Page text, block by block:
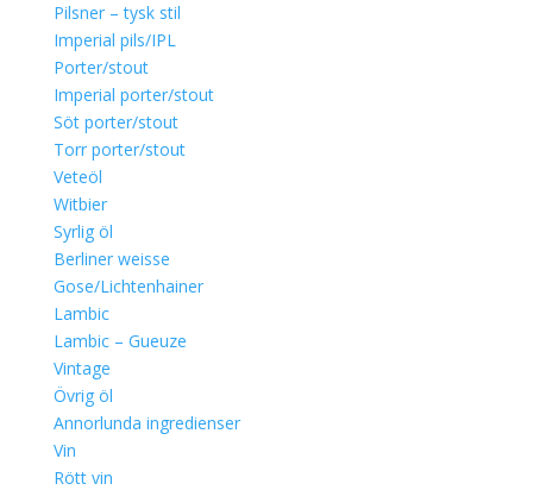
Pilsner – tysk stil
Imperial pils/IPL
Porter/stout
Imperial porter/stout
Söt porter/stout
Torr porter/stout
Veteöl
Witbier
Syrlig öl
Berliner weisse
Gose/Lichtenhainer
Lambic
Lambic – Gueuze
Vintage
Övrig öl
Annorlunda ingredienser
Vin
Rött vin